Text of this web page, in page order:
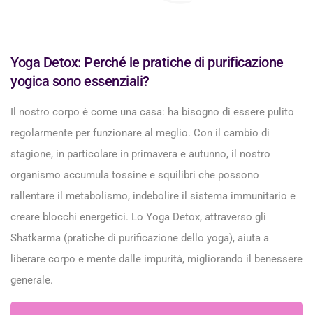
Yoga Detox: Perché le pratiche di purificazione
yogica sono essenziali?
Il nostro corpo è come una casa: ha bisogno di essere pulito
regolarmente per funzionare al meglio. Con il cambio di
stagione, in particolare in primavera e autunno, il nostro
organismo accumula tossine e squilibri che possono
rallentare il metabolismo, indebolire il sistema immunitario e
creare blocchi energetici. Lo Yoga Detox, attraverso gli
Shatkarma (pratiche di purificazione dello yoga), aiuta a
liberare corpo e mente dalle impurità, migliorando il benessere
generale.